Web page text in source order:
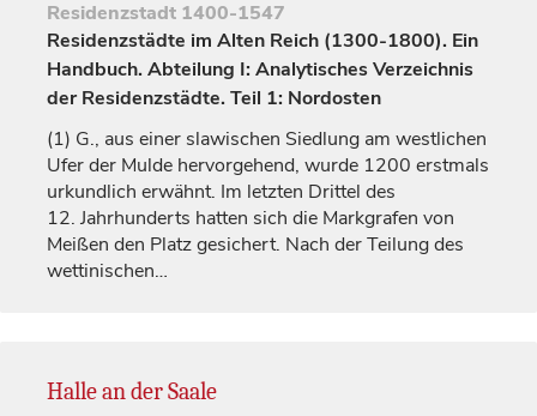
Residenzstadt 1400-1547
Residenzstädte im Alten Reich (1300-1800). Ein
Handbuch. Abteilung I: Analytisches Verzeichnis
der Residenzstädte. Teil 1: Nordosten
(1) G., aus einer slawischen Siedlung am westlichen
Ufer der Mulde hervorgehend, wurde 1200 erstmals
urkundlich erwähnt. Im letzten Drittel des
12. Jahrhunderts hatten sich die Markgrafen von
Meißen den Platz gesichert. Nach der Teilung des
wettinischen…
Halle an der Saale